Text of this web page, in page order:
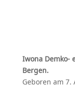
Iwona Demko-
Bergen.
Geboren am 7.